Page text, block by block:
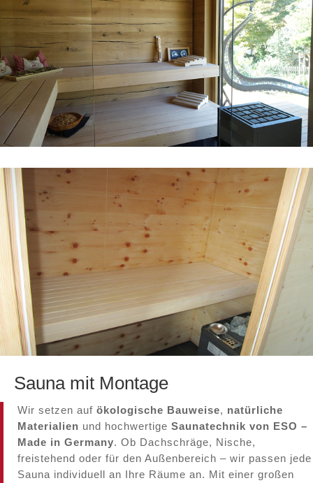
Sauna mit Montage
Wir setzen auf ökologische Bauweise, natürliche
Materialien und hochwertige Saunatechnik von ESO –
Made in Germany. Ob Dachschräge, Nische,
freistehend oder für den Außenbereich – wir passen jede
Sauna individuell an Ihre Räume an. Mit einer großen